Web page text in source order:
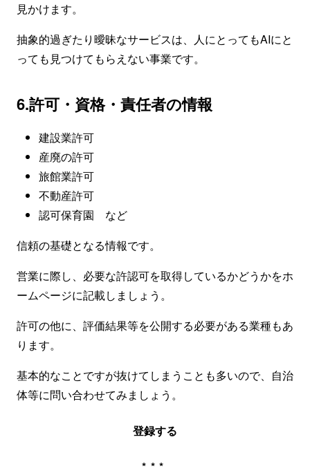
見かけます。
抽象的過ぎたり曖昧なサービスは、人にとってもAIにと
っても見つけてもらえない事業です。
6.許可・資格・責任者の情報
建設業許可
産廃の許可
旅館業許可
不動産許可
認可保育園 など
信頼の基礎となる情報です。
営業に際し、必要な許認可を取得しているかどうかをホ
ームページに記載しましょう。
許可の他に、評価結果等を公開する必要がある業種もあ
ります。
基本的なことですが抜けてしまうことも多いので、自治
体等に問い合わせてみましょう。
登録する
***